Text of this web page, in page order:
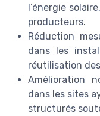
l’énergie
producteurs.
Réduction
dans les
réutilisation
Amélioration
dans les sites
structurés